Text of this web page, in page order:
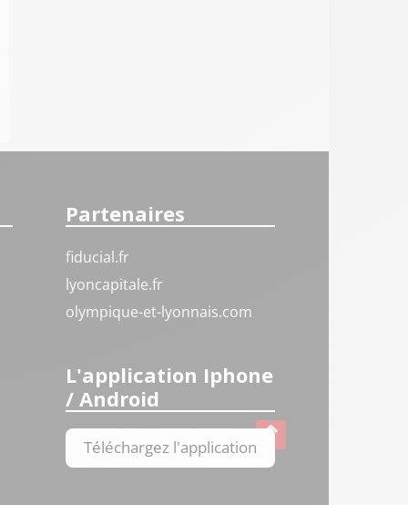
Partenaires
fiducial.fr
lyoncapitale.fr
olympique-et-lyonnais.com
L'application Iphone
/ Android
Téléchargez l'application